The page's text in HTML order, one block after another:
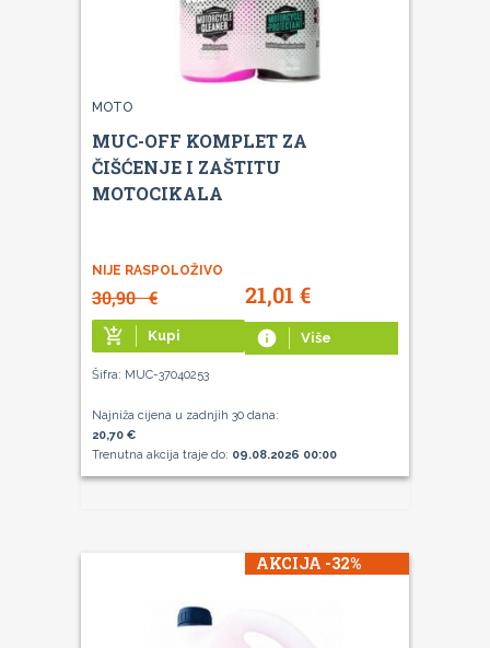
MOTO
MUC-OFF KOMPLET ZA
ČIŠĆENJE I ZAŠTITU
MOTOCIKALA
NIJE RASPOLOŽIVO
30,90€ 21,01 €
add_shopping_cart Kupi info Više
Šifra: MUC-37040253
Najniža cijena u zadnjih 30 dana:
20,70 €
Trenutna akcija traje do: 09.08.2026 00:00
AKCIJA -32%